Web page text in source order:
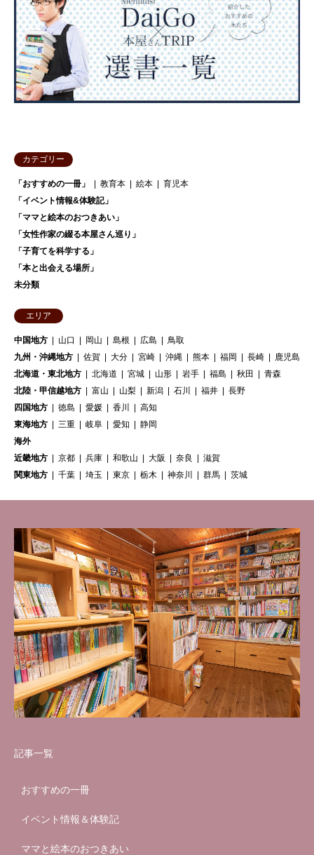
カテゴリー
「おすすめの一冊」 教育本 絵本
育児本
「イベント情報&体験記」
「ママと絵本のおつきあい」
「女性作家の綴る本屋さん巡り」
「子育てを科学する」
「本と出会える場所」
未分類
エリア
中国地方 山口 岡山 島根 広島
鳥取
九州・沖縄地方
佐賀 大分 宮崎 沖縄 熊本 福岡 長崎
鹿児島
北海道・東北地方
北海道 宮城 山形 岩手 福島 秋田
青森
北陸・甲信越地方
富山 山梨 新潟 石川 福井
長野
四国地方
徳島 愛媛 香川
高知
東海地方
三重 岐阜 愛知
静岡
海外
近畿地方
京都 兵庫 和歌山 大阪 奈良
滋賀
関東地方
千葉 埼玉 東京 栃木 神奈川 群馬 茨城
記事一覧
おすすめの一冊
イベント情報＆体験記
ママと絵本のおつきあい